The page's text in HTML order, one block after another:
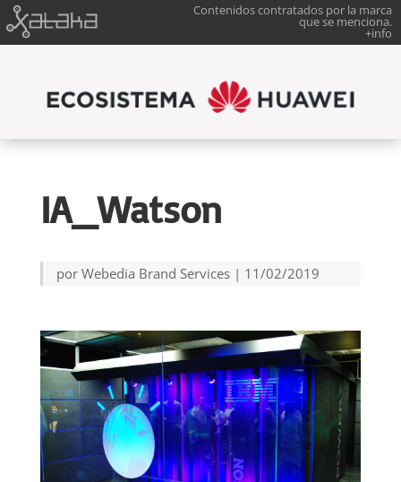
Contenidos contratados por la marca
que se menciona.
+info
IA_Watson
por Webedia Brand Services| 11/02/2019